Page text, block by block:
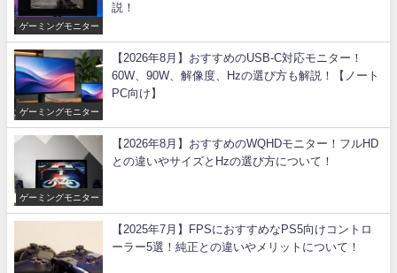
ゲーミングモニター
説！
ゲーミングモニター
【2026年8月】おすすめのUSB-C対応モニター！
60W、90W、解像度、Hzの選び方も解説！【ノート
PC向け】
ゲーミングモニター
【2026年8月】おすすめのWQHDモニター！フルHD
との違いやサイズとHzの選び方について！
【2025年7月】FPSにおすすめなPS5向けコントロ
ーラー5選！純正との違いやメリットについて！